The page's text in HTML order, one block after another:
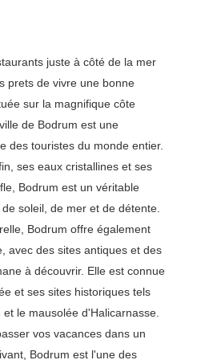
juste à côté de la mer
prets de vivre une bonne
sur la magnifique côte
de Bodrum est une
des touristes du monde entier.
ses eaux cristallines et ses
Bodrum est un véritable
soleil, de mer et de détente.
Bodrum offre également
avec des sites antiques et des
à découvrir. Elle est connue
et ses sites historiques tels
le mausolée d'Halicarnasse.
vos vacances dans un
Bodrum est l'une des